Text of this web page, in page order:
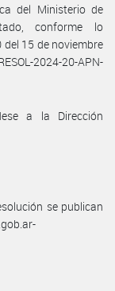
del Ministerio de
conforme lo
15 de noviembre
2024-20-APN-
a la Dirección
se publican